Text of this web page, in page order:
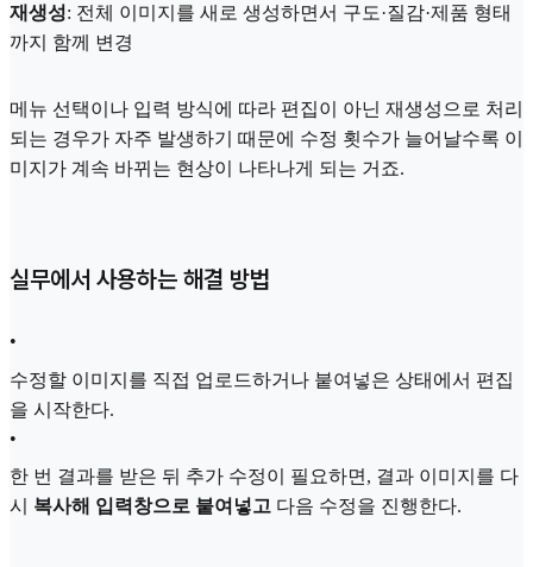
재생성: 전체 이미지를 새로 생성하면서 구도·질감·제품 형태
까지 함께 변경
메뉴 선택이나 입력 방식에 따라 편집이 아닌 재생성으로 처리
되는 경우가 자주 발생하기 때문에 수정 횟수가 늘어날수록 이
미지가 계속 바뀌는 현상이 나타나게 되는 거죠.
실무에서 사용하는 해결 방법
•
수정할 이미지를 직접 업로드하거나 붙여넣은 상태에서 편집
을 시작한다.
•
한 번 결과를 받은 뒤 추가 수정이 필요하면, 결과 이미지를 다
시 복사해 입력창으로 붙여넣고 다음 수정을 진행한다.